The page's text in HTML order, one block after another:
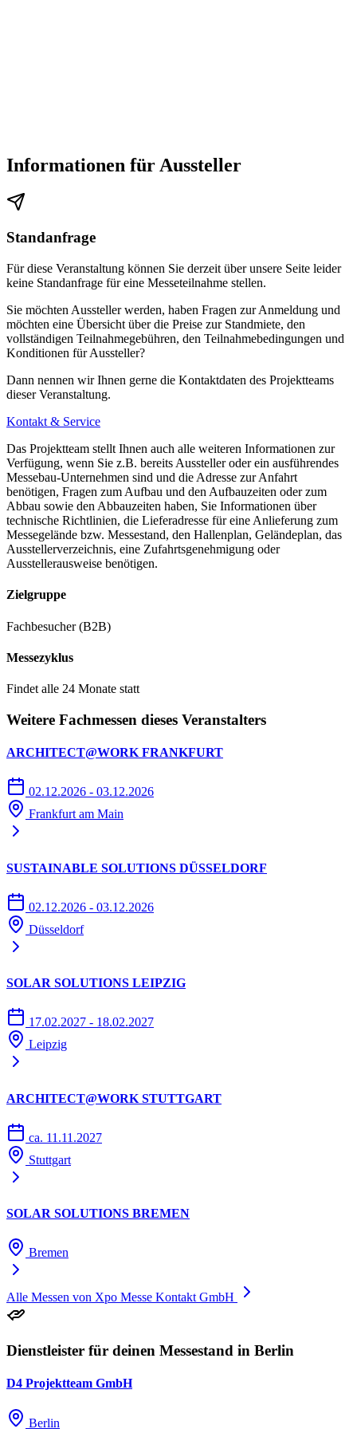
Stellplätze stehen nur begrenztem Umfang zur Verfügung.
Öffnungszeiten: Ein- und Ausfahrt Mo-So 24 Stunden möglich
Informationen für Aussteller
Standanfrage
Für diese Veranstaltung können Sie derzeit über unsere Seite leider
keine Standanfrage für eine Messeteilnahme stellen.
Sie möchten Aussteller werden, haben Fragen zur Anmeldung und
möchten eine Übersicht über die Preise zur Standmiete, den
vollständigen Teilnahmegebühren, den Teilnahmebedingungen und
Konditionen für Aussteller?
Dann nennen wir Ihnen gerne die Kontaktdaten des Projektteams
dieser Veranstaltung.
Kontakt & Service
Das Projektteam stellt Ihnen auch alle weiteren Informationen zur
Verfügung, wenn Sie z.B. bereits Aussteller oder ein ausführendes
Messebau-Unternehmen sind und die Adresse zur Anfahrt
benötigen, Fragen zum Aufbau und den Aufbauzeiten oder zum
Abbau sowie den Abbauzeiten haben, Sie Informationen über
technische Richtlinien, die Lieferadresse für eine Anlieferung zum
Messegelände bzw. Messestand, den Hallenplan, Geländeplan, das
Ausstellerverzeichnis, eine Zufahrtsgenehmigung oder
Ausstellerausweise benötigen.
Zielgruppe
Fachbesucher (B2B)
Messezyklus
Findet alle 24 Monate statt
Weitere Fachmessen dieses Veranstalters
ARCHITECT@WORK FRANKFURT
02.12.2026 - 03.12.2026
Frankfurt am Main
SUSTAINABLE SOLUTIONS DÜSSELDORF
02.12.2026 - 03.12.2026
Düsseldorf
SOLAR SOLUTIONS LEIPZIG
17.02.2027 - 18.02.2027
Leipzig
ARCHITECT@WORK STUTTGART
ca. 11.11.2027
Stuttgart
SOLAR SOLUTIONS BREMEN
Bremen
Alle Messen von Xpo Messe Kontakt GmbH
Dienstleister für deinen Messestand in Berlin
D4 Projektteam GmbH
Berlin